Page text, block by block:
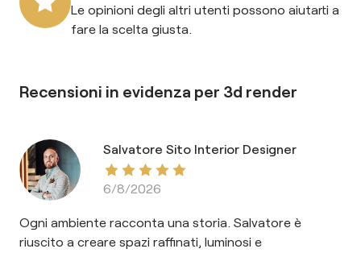
Le opinioni degli altri utenti possono aiutarti a
fare la scelta giusta.
Recensioni in evidenza per 3d render
Salvatore Sito Interior Designer
6/8/2026
Ogni ambiente racconta una storia. Salvatore è
riuscito a creare spazi raffinati, luminosi e